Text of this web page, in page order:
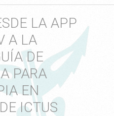
LA APP
A LA
DE
PARA
EN
ICTUS